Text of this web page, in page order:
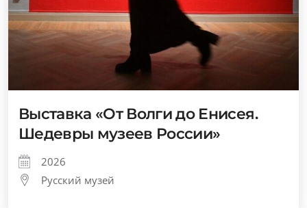
Выставка «От Волги до Енисея.
Шедевры музеев России»
2026
Русский музей